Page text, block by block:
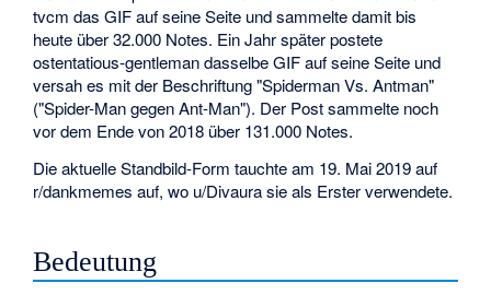
tvcm das GIF auf seine Seite und sammelte damit bis
heute über 32.000 Notes. Ein Jahr später postete
ostentatious-gentleman dasselbe GIF auf seine Seite und
versah es mit der Beschriftung "Spiderman Vs. Antman"
("Spider-Man gegen Ant-Man"). Der Post sammelte noch
vor dem Ende von 2018 über 131.000 Notes.
Die aktuelle Standbild-Form tauchte am 19. Mai 2019 auf
r/dankmemes auf, wo u/Divaura sie als Erster verwendete.
Bedeutung